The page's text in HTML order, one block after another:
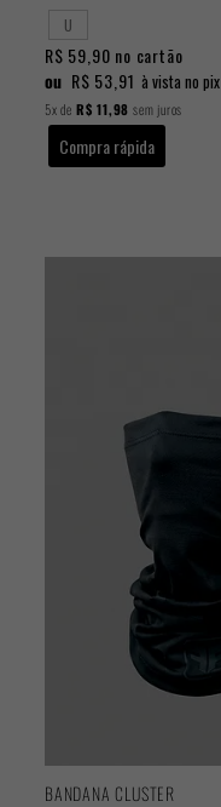
U
R$ 59,90 no cartão
ou R$ 53,91 à vista no pix
5xde R$ 11,98 sem juros
Compra rápida
BANDANA CLUSTER